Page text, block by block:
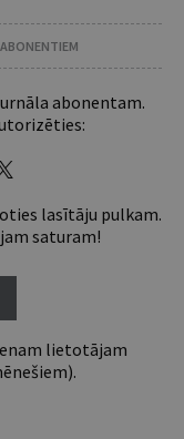
abonentam.
lasītāju pulkam.
saturam!
lietotājam